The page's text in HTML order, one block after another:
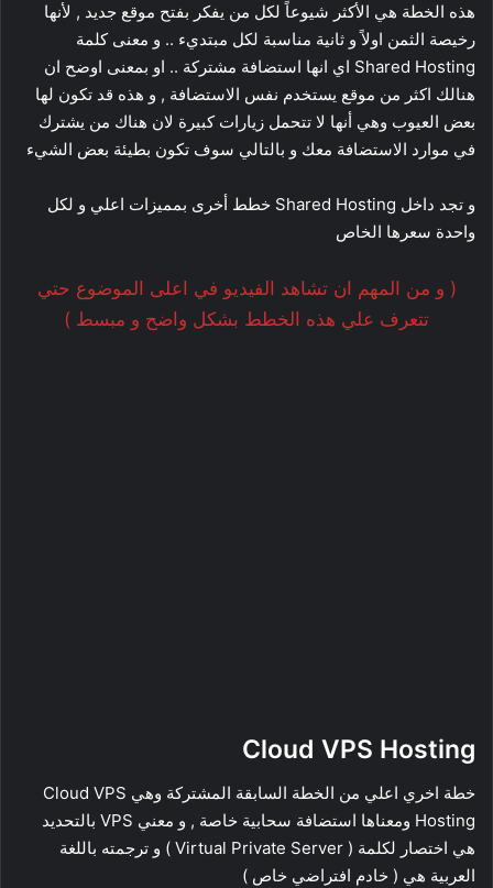
هذه الخطة هي الأكثر شيوعاً لكل من يفكر بفتح موقع جديد , لأنها
رخيصة الثمن اولاً و ثانية مناسبة لكل مبتديء .. و معنى كلمة
Shared Hosting اي انها استضافة مشتركة .. او بمعنى اوضح ان
هنالك اكثر من موقع يستخدم نفس الاستضافة , و هذه قد تكون لها
بعض العيوب وهي أنها لا تتحمل زيارات كبيرة لان هناك من يشترك
في موارد الاستضافة معك و بالتالي سوف تكون بطيئة بعض الشيء
و تجد داخل Shared Hosting خطط أخرى بمميزات اعلي و لكل
واحدة سعرها الخاص
( و من المهم ان تشاهد الفيديو في اعلى الموضوع حتي
تتعرف علي هذه الخطط بشكل واضح و مبسط )
Cloud VPS Hosting
خطة اخري اعلي من الخطة السابقة المشتركة وهي Cloud VPS
Hosting ومعناها استضافة سحابية خاصة , و معني VPS بالتحديد
هي اختصار لكلمة ( Virtual Private Server ) و ترجمته باللغة
العربية هي ( خادم افتراضي خاص )